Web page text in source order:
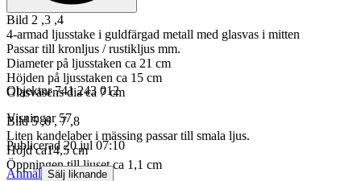
Bild 2 ,3 ,4
4-armad ljusstake i guldfärgad metall med glasvas i mitten
Passar till kronljus / rustikljus mm.
Diameter på ljusstaken ca 21 cm
Höjden på ljusstaken ca 15 cm
Glasvasens dia ca 7 cm
Bild 5 ,6 , 7 ,8
Liten kandelaber i mässing passar till smala ljus.
Höjd ca14,5 cm
Öppningen till ljuset ca 1,1 cm
Objektnr 741 243 012
Visningar 57
Publicerad 20 jul 07:10
Anmäl Sälj liknande